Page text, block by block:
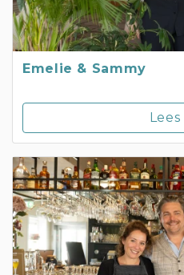
Emelie & Sammy